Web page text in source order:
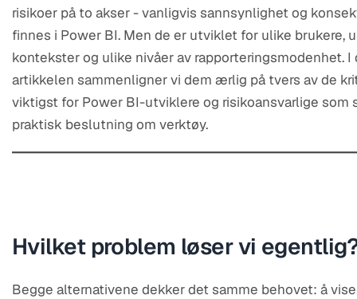
risikoer på to akser - vanligvis sannsynlighet og
finnes i Power BI. Men de er utviklet for ulike brukere,
kontekster og ulike nivåer av rapporteringsmodenhet. I
artikkelen sammenligner vi dem ærlig på tvers av de
viktigst for Power BI-utviklere og risikoansvarlige som
praktisk beslutning om verktøy.
Hvilket problem løser vi
Begge alternativene dekker det samme behovet: å